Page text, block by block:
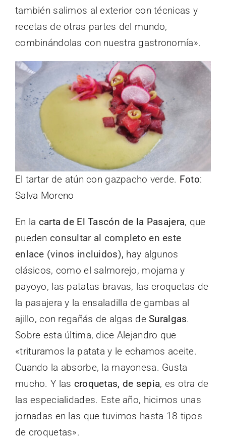
también salimos al exterior con técnicas y
recetas de otras partes del mundo,
combinándolas con nuestra gastronomía».
El tartar de atún con gazpacho verde. Foto:
Salva Moreno
En la carta de El Tascón de la Pasajera, que
pueden consultar al completo en este
enlace (vinos incluidos), hay algunos
clásicos, como el salmorejo, mojama y
payoyo, las patatas bravas, las croquetas de
la pasajera y la ensaladilla de gambas al
ajillo, con regañás de algas deSuralgas.
Sobre esta última, dice Alejandro que
«trituramos la patata y le echamos aceite.
Cuando la absorbe, la mayonesa. Gusta
mucho. Y las croquetas, de sepia, es otra de
las especialidades. Este año, hicimos unas
jornadas en las que tuvimos hasta 18 tipos
de croquetas».